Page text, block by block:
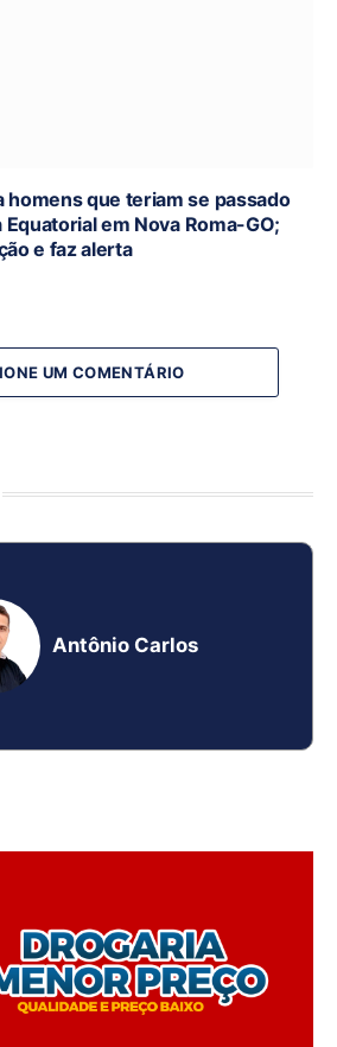
homens que teriam se passado
em Nova Roma-GO;
e faz alerta
UM COMENTÁRIO
Antônio Carlos